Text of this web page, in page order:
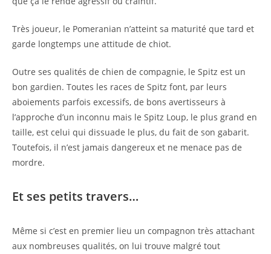
Très joueur, le Pomeranian n’atteint sa maturité que tard et
garde longtemps une attitude de chiot.
Outre ses qualités de chien de compagnie, le Spitz est un
bon gardien. Toutes les races de Spitz font, par leurs
aboiements parfois excessifs, de bons avertisseurs à
l’approche d’un inconnu mais le Spitz Loup, le plus grand en
taille, est celui qui dissuade le plus, du fait de son gabarit.
Toutefois, il n’est jamais dangereux et ne menace pas de
mordre.
Et ses petits travers…
Même si c’est en premier lieu un compagnon très attachant
aux nombreuses qualités, on lui trouve malgré tout